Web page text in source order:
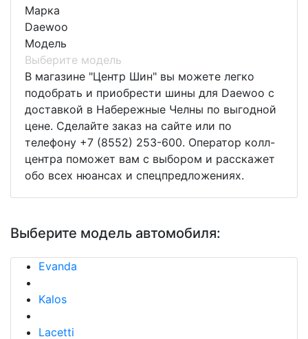
Марка
Daewoo
Модель
Выберите модель
В магазине "Центр Шин" вы можете легко
подобрать и приобрести шины для Daewoo с
доставкой в Набережные Челны по выгодной
цене. Сделайте заказ на сайте или по
телефону +7 (8552) 253-600. Оператор колл-
центра поможет вам с выбором и расскажет
обо всех нюансах и спецпредложениях.
Выберите модель автомобиля:
Evanda
Kalos
Lacetti